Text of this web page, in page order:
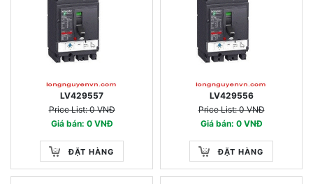
LV429557
Price List: 0 VNĐ
Giá bán: 0 VNĐ
ĐẶT HÀNG
LV429556
Price List: 0 VNĐ
Giá bán: 0 VNĐ
ĐẶT HÀNG